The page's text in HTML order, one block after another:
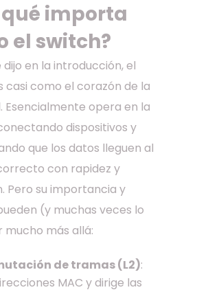
qué importa
el switch?
dijo en la introducción, el
casi como el corazón de la
Esencialmente opera en la
dispositivos y
que los datos lleguen al
con rapidez y
Pero su importancia y
(y muchas veces lo
mucho más allá:
de tramas (L2):
MAC y dirige las